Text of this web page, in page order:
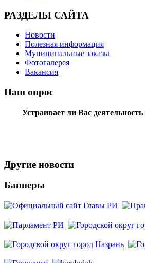
РАЗДЕЛЫ САЙТА
Новости
Полезная информация
Муниципальные заказы
Фотогалерея
Вакансия
Наш опрос
Устраивает ли Вас
Другие новости
Баннеры